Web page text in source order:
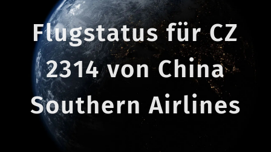
Flugstatus für CZ
2314 von China
Southern Airlines